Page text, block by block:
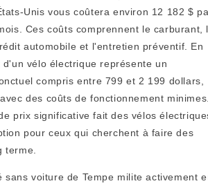
Unis vous coûtera environ 12 182 $
Ces coûts comprennent le carburant,
automobile et l'entretien préventif. En
vélo électrique représente un
compris entre 799 et 2 199 dollars,
des coûts de fonctionnement
prix significative fait des vélos
pour ceux qui cherchent à faire des
terme.
sans voiture de Tempe milite activement